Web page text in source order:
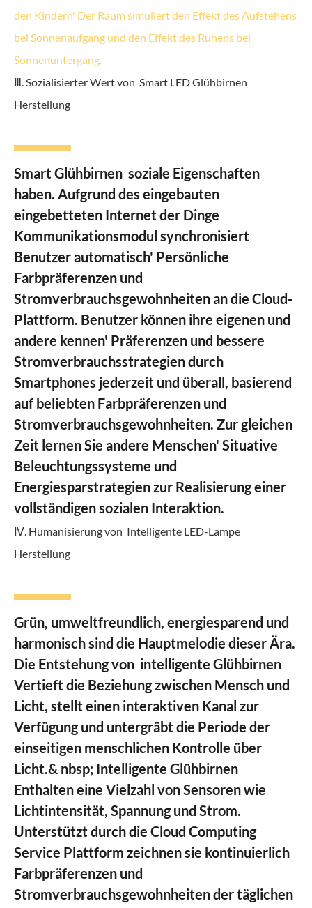
den Kindern' Der Raum simuliert den Effekt des Aufstehens
bei Sonnenaufgang und den Effekt des Ruhens bei
Sonnenuntergang.
Ⅲ. Sozialisierter Wert von Smart LED Glühbirnen
Herstellung
Smart Glühbirnen soziale Eigenschaften
haben. Aufgrund des eingebauten
eingebetteten Internet der Dinge
Kommunikationsmodul synchronisiert
Benutzer automatisch' Persönliche
Farbpräferenzen und
Stromverbrauchsgewohnheiten an die Cloud-
Plattform. Benutzer können ihre eigenen und
andere kennen' Präferenzen und bessere
Stromverbrauchsstrategien durch
Smartphones jederzeit und überall, basierend
auf beliebten Farbpräferenzen und
Stromverbrauchsgewohnheiten. Zur gleichen
Zeit lernen Sie andere Menschen' Situative
Beleuchtungssysteme und
Energiesparstrategien zur Realisierung einer
vollständigen sozialen Interaktion.
Ⅳ. Humanisierung von Intelligente LED-Lampe
Herstellung
Grün, umweltfreundlich, energiesparend und
harmonisch sind die Hauptmelodie dieser Ära.
Die Entstehung von intelligente Glühbirnen
Vertieft die Beziehung zwischen Mensch und
Licht, stellt einen interaktiven Kanal zur
Verfügung und untergräbt die Periode der
einseitigen menschlichen Kontrolle über
Licht.& nbsp; Intelligente Glühbirnen
Enthalten eine Vielzahl von Sensoren wie
Lichtintensität, Spannung und Strom.
Unterstützt durch die Cloud Computing
Service Plattform zeichnen sie kontinuierlich
Farbpräferenzen und
Stromverbrauchsgewohnheiten der täglichen